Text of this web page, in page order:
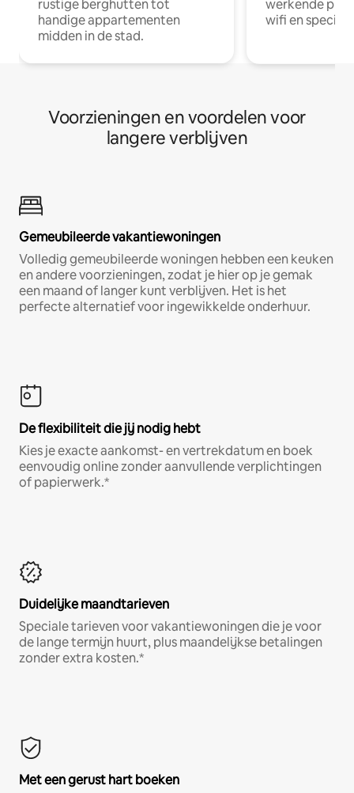
rustige berghutten tot
handige appartementen
midden in de stad.
werkende
wifi en
Voorzieningen en voordelen voor
langere verblijven
Gemeubileerde vakantiewoningen
Volledig gemeubileerde woningen hebben een keuken
en andere voorzieningen, zodat je hier op je gemak
een maand of langer kunt verblijven. Het is het
perfecte alternatief voor ingewikkelde onderhuur.
De flexibiliteit die jij nodig hebt
Kies je exacte aankomst- en vertrekdatum en boek
eenvoudig online zonder aanvullende verplichtingen
of papierwerk.*
Duidelijke maandtarieven
Speciale tarieven voor vakantiewoningen die je voor
de lange termijn huurt, plus maandelijkse betalingen
zonder extra kosten.*
Met een gerust hart boeken